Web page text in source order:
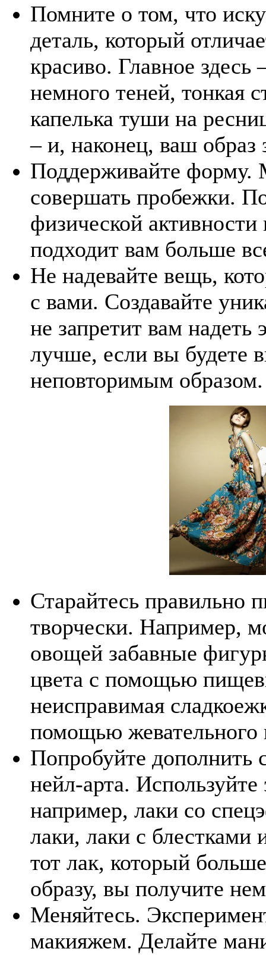
Помните о том, что
деталь, который
красиво. Главное здесь
немного теней, тонкая
капелька туши на
– и, наконец, ваш образ
Поддерживайте форму.
совершать пробежки.
физической
подходит вам больше
Не надевайте вещь,
с вами. Создавайте
не запретит вам надеть
лучше, если вы будете
неповторимым образом.
Старайтесь правильно
творчески. Например,
овощей забавные
цвета с помощью
неисправимая
помощью жевательного
Попробуйте
нейл-арта. Используйте
например, лаки со
лаки, лаки с
тот лак, который
образу, вы получите
Меняйтесь.
макияжем. Делайте